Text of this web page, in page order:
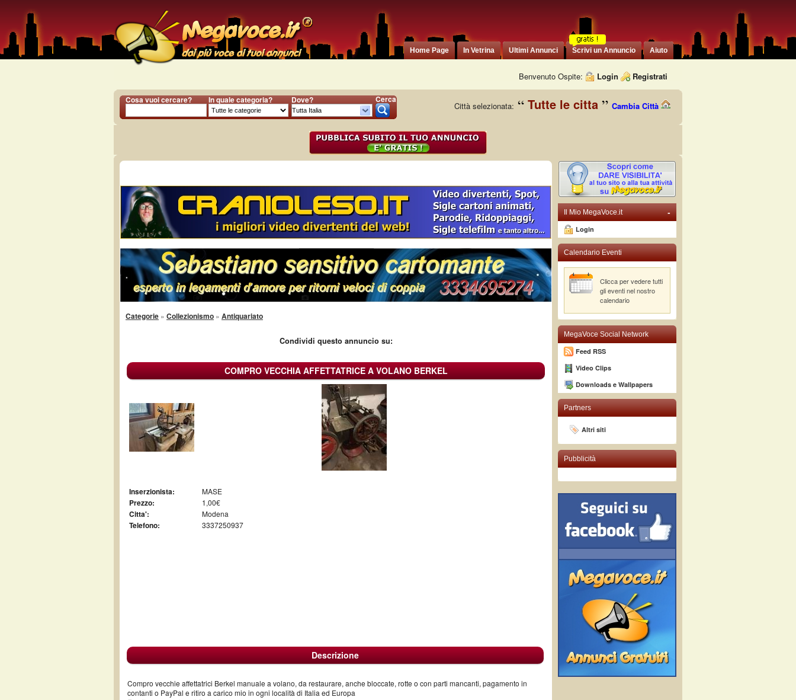
Home Page In Vetrina Ultimi Annunci Scrivi un Annuncio Aiuto
Benvenuto Ospite: Login Registrati
Cosa vuoi cercare? In quale categoria? Dove? Cerca
Città selezionata: Tutte le citta Cambia Città
Categorie » Collezionismo » Antiquariato
Condividi questo annuncio su:
COMPRO VECCHIA AFFETTATRICE A VOLANO BERKEL
Inserzionista: MASE
Prezzo: 1,00€
Citta': Modena
Telefono: 3337250937
Descrizione
Compro vecchie affettatrici Berkel manuale a volano, da restaurare, anche bloccate, rotte o con parti mancanti, pagamento in
contanti o PayPal e ritiro a carico mio in ogni località di Italia ed Europa
-
Il Mio MegaVoce.it
Login
Calendario Eventi
Clicca per vedere tutti
gli eventi nel nostro
calendario
MegaVoce Social Network
Feed RSS
Video Clips
Downloads e Wallpapers
Partners
Altri siti
Pubblicità